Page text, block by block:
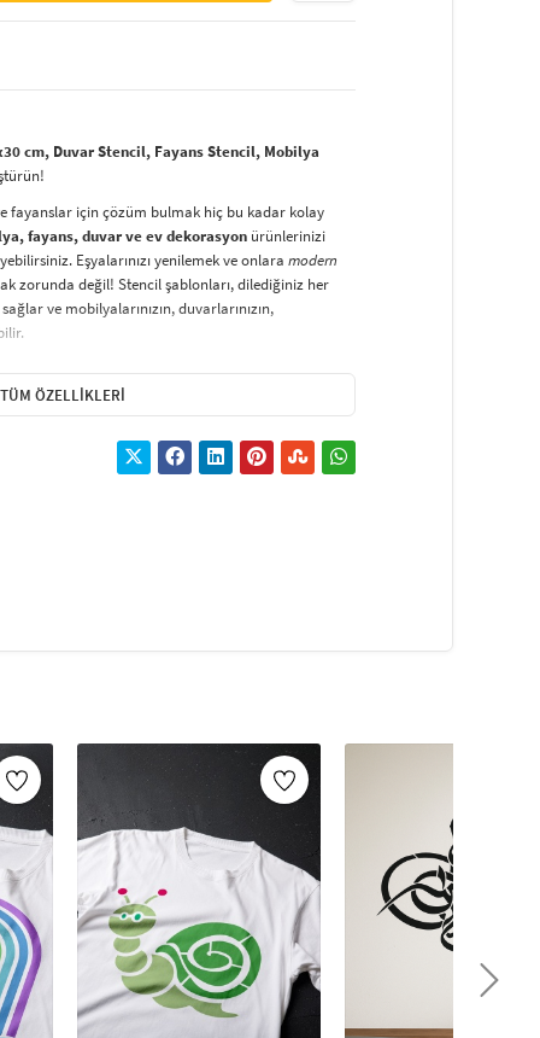
cm, Duvar Stencil, Fayans Stencil, Mobilya
fayanslar için çözüm bulmak hiç bu kadar kolay
fayans, duvar ve ev dekorasyon ürünlerinizi
Eşyalarınızı yenilemek ve onlara modern
zorunda değil! Stencil şablonları, dilediğiniz her
sağlar ve mobilyalarınızın, duvarlarınızın,
Evinizi, kişisel zevkinizle özelleştirebilir
El işi ve ev dekorasyonusevenler için stencil,
kullanılabilir. Özel hammaddeden üretilen
ÖZELLIKLERI